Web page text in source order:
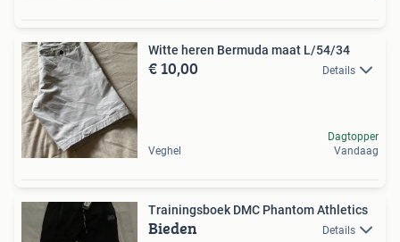
Witte heren Bermuda maat L/54/34
€ 10,00 Details
Veghel
Dagtopper
Vandaag
Trainingsboek DMC Phantom Athletics
Bieden Details